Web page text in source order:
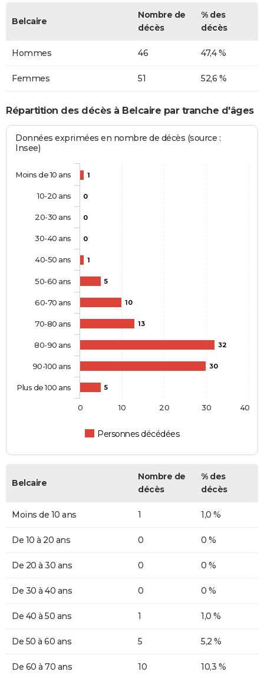
Belcaire
Nombre de
décès
% des
décès
Hommes 46 47,4 %
Femmes 51 52,6 %
Répartition des décès à Belcaire par tranche d'âges
Données exprimées en nombre de décès (source :
Insee)
1
0
0
0
1
5
10
13
32
30
5
Personnes décédées
Moins de 10 ans
10-20 ans
20-30 ans
30-40 ans
40-50 ans
50-60 ans
60-70 ans
70-80 ans
80-90 ans
90-100 ans
Plus de 100 ans
0 10 20 30 40
Belcaire
Nombre de
décès
% des
décès
Moins de 10 ans 1 1,0 %
De 10 à 20 ans 0 0 %
De 20 à 30 ans 0 0 %
De 30 à 40 ans 0 0 %
De 40 à 50 ans 1 1,0 %
De 50 à 60 ans 5 5,2 %
De 60 à 70 ans 10 10,3 %